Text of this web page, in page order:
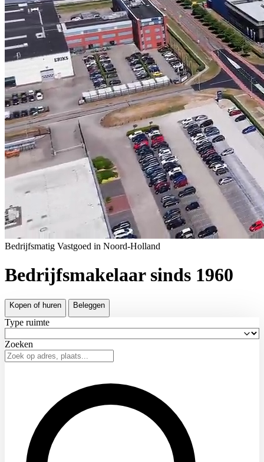
Bedrijfsmatig Vastgoed in Noord-Holland
Bedrijfsmakelaar sinds 1960
Kopen of huren Beleggen
Type ruimte
Zoeken